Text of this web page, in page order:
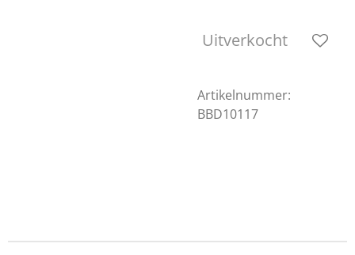
Uitverkocht
Artikelnummer:
BBD10117